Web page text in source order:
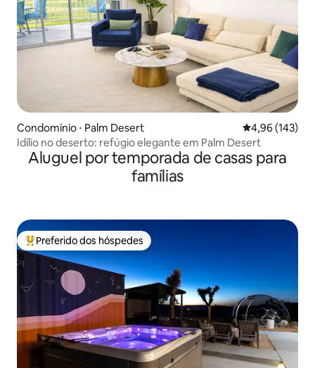
Condomínio ⋅ Palm Desert 4,96 de uma
4,96 (143)
Idílio no deserto: refúgio elegante em Palm Desert
Aluguel por temporada de casas para
famílias
Entre os melhores preferidos dos hóspedes
Preferido dos hóspedes